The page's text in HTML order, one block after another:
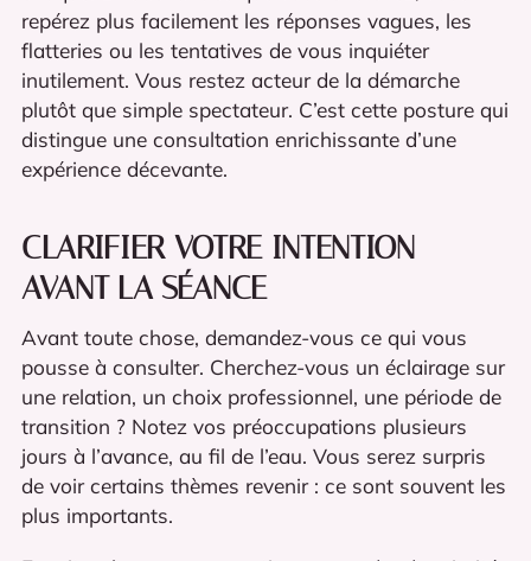
repérez plus facilement les réponses vagues, les
flatteries ou les tentatives de vous inquiéter
inutilement. Vous restez acteur de la démarche
plutôt que simple spectateur. C’est cette posture qui
distingue une consultation enrichissante d’une
expérience décevante.
CLARIFIER VOTRE INTENTION
AVANT LA SÉANCE
Avant toute chose, demandez-vous ce qui vous
pousse à consulter. Cherchez-vous un éclairage sur
une relation, un choix professionnel, une période de
transition ? Notez vos préoccupations plusieurs
jours à l’avance, au fil de l’eau. Vous serez surpris
de voir certains thèmes revenir : ce sont souvent les
plus importants.